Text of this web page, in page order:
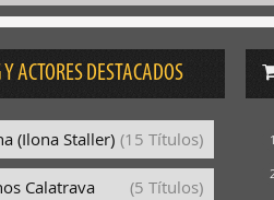
ACTORES DESTACADOS
(Ilona Staller) (15 Títulos)
Calatrava (5 Títulos)
1